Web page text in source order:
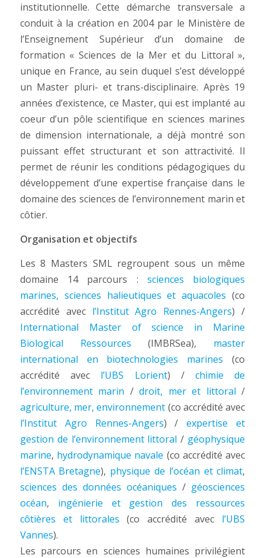
institutionnelle. Cette démarche transversale a
conduit à la création en 2004 par le Ministère de
l’Enseignement Supérieur d’un domaine de
formation « Sciences de la Mer et du Littoral »,
unique en France, au sein duquel s’est développé
un Master pluri- et trans-disciplinaire. Après 19
années d’existence, ce Master, qui est implanté au
coeur d’un pôle scientifique en sciences marines
de dimension internationale, a déjà montré son
puissant effet structurant et son attractivité. Il
permet de réunir les conditions pédagogiques du
développement d’une expertise française dans le
domaine des sciences de l’environnement marin et
côtier.
Organisation et objectifs
Les 8 Masters SML regroupent sous un même
domaine 14 parcours :sciences biologiques
marines, sciences halieutiques et aquacoles (co
accrédité avec l’Institut Agro Rennes-Angers) /
International Master of science in Marine
Biological Ressources (IMBRSea), master
international en biotechnologies marines (co
accrédité avec l’UBS Lorient) /chimie de
l’environnement marin /droit, mer et littoral/
agriculture, mer, environnement (co accrédité avec
l’Institut Agro Rennes-Angers) /expertise et
gestion de l’environnement littoral / géophysique
marine, hydrodynamique navale (co accrédité avec
l’ENSTA Bretagne), physique de l’océan et climat,
sciences des données océaniques / géosciences
océan, ingénierie et gestion des ressources
côtières et littorales (co accrédité avec l’UBS
Vannes).
Les parcours en sciences humaines privilégient